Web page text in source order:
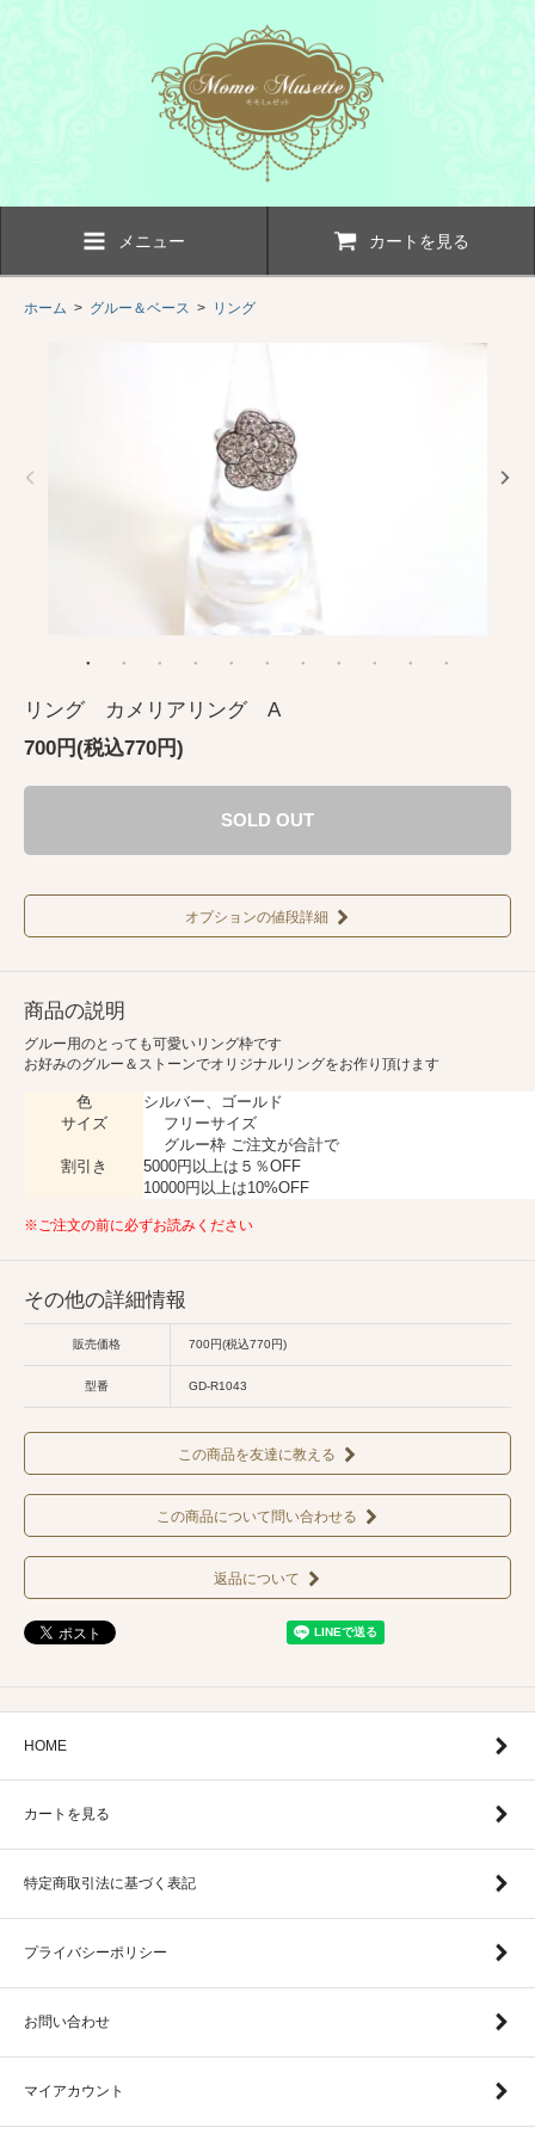
メニュー カートを見る
ホーム > グルー＆ベース > リング
リング カメリアリング A
700円(税込770円)
SOLD OUT
オプションの値段詳細
商品の説明
グルー用のとっても可愛いリング枠です
お好みのグルー＆ストーンでオリジナルリングをお作り頂けます
色
シルバー、ゴールド
サイズ
フリーサイズ
割引き
グルー枠 ご注文が合計で
5000円以上は５％OFF
10000円以上は10%OFF
※ご注文の前に必ずお読みください
その他の詳細情報
販売価格 700円(税込770円)
型番 GD-R1043
この商品を友達に教える
この商品について問い合わせる
返品について
HOME
カートを見る
特定商取引法に基づく表記
プライバシーポリシー
お問い合わせ
マイアカウント